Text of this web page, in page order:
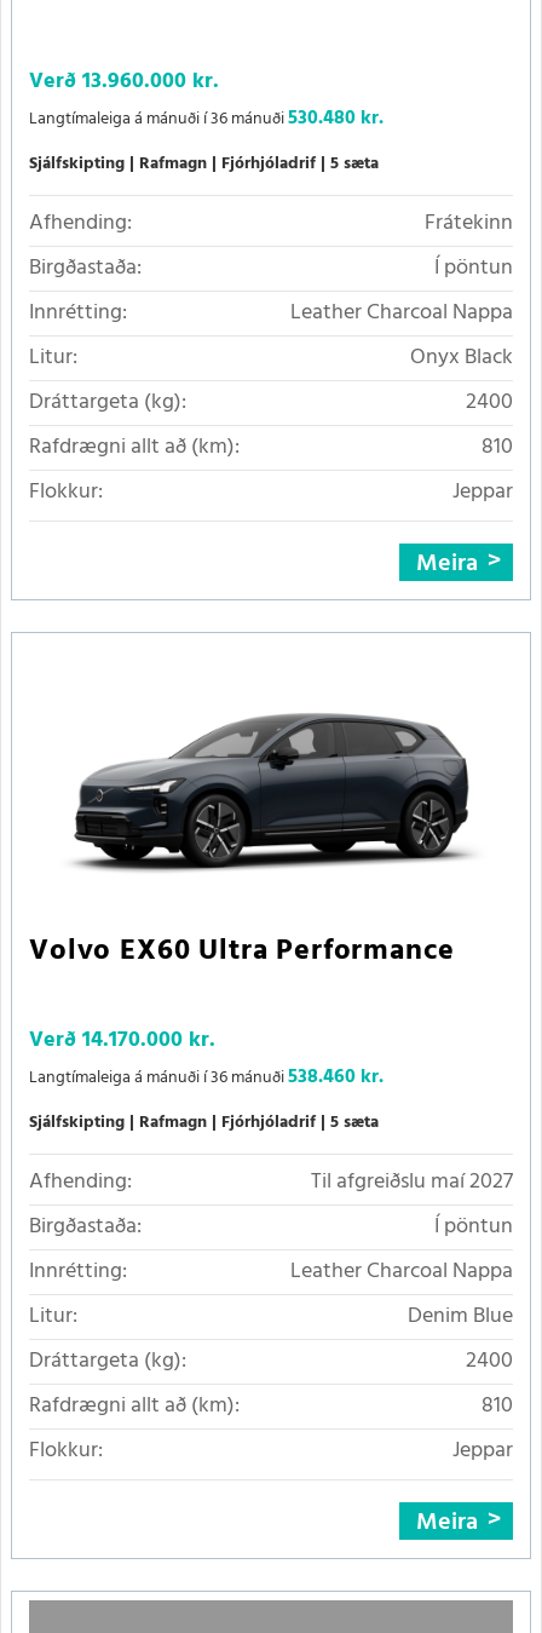
Verð13.960.000 kr.
Langtímaleiga á mánuði í 36 mánuði530.480 kr.
Sjálfskipting Rafmagn Fjórhjóladrif 5 sæta
Afhending:
Frátekinn
Birgðastaða:
Í pöntun
Innrétting:
Leather Charcoal Nappa
Litur:
Onyx Black
Dráttargeta (kg):
2400
Rafdrægni allt að (km):
810
Flokkur:
Jeppar
Meira
Volvo EX60 Ultra Performance
Verð14.170.000 kr.
Langtímaleiga á mánuði í 36 mánuði538.460 kr.
Sjálfskipting Rafmagn Fjórhjóladrif 5 sæta
Afhending:
Til afgreiðslu maí 2027
Birgðastaða:
Í pöntun
Innrétting:
Leather Charcoal Nappa
Litur:
Denim Blue
Dráttargeta (kg):
2400
Rafdrægni allt að (km):
810
Flokkur:
Jeppar
Meira